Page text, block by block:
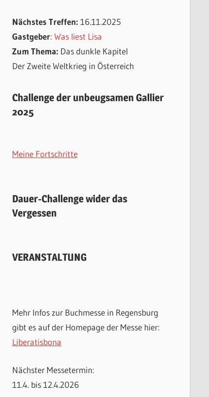
Nächstes Treffen: 16.11.2025
Gastgeber: Was liest Lisa
Zum Thema: Das dunkle Kapitel
Der Zweite Weltkrieg in Österreich
Challenge der unbeugsamen Gallier
2025
Meine Fortschritte
Dauer-Challenge wider das
Vergessen
VERANSTALTUNG
Mehr Infos zur Buchmesse in Regensburg
gibt es auf der Homepage der Messe hier:
Liberatisbona
Nächster Messetermin:
11.4. bis 12.4.2026